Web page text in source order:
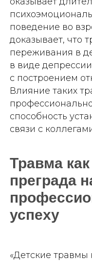
поведение во
доказывает, что
переживания в
в виде
с построением
Влияние таких
способность
связи с
Травма
преграда
успеху
«Детские травмы